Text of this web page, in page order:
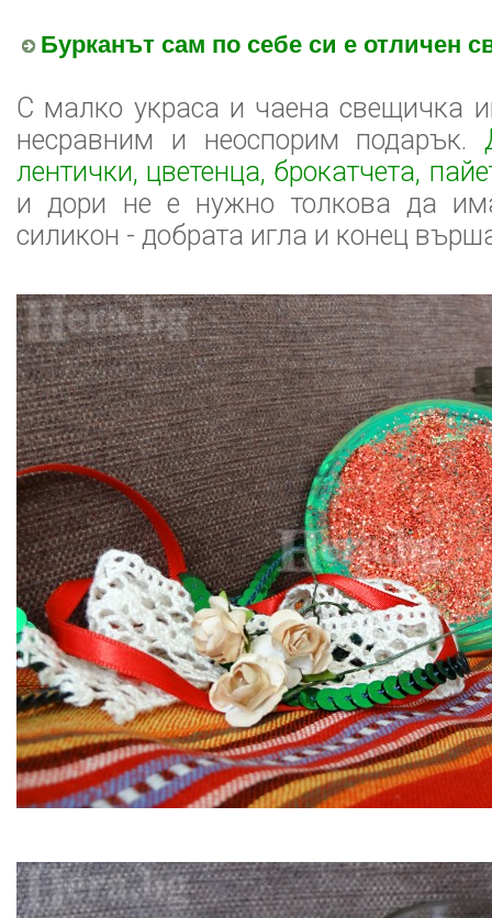
Бурканът сам по себе си е отличен
С малко украса и чаена свещичка
несравним и неоспорим подарък.
лентички, цветенца, брокатчета,
и дори не е нужно толкова да
силикон - добрата игла и конец